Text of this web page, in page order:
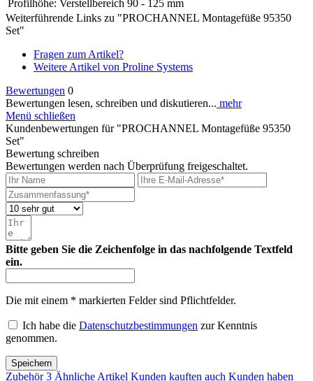
Profilhöhe: Verstellbereich 90 - 125 mm
Weiterführende Links zu "PROCHANNEL Montagefüße 95350
Set"
Fragen zum Artikel?
Weitere Artikel von Proline Systems
Bewertungen 0
Bewertungen lesen, schreiben und diskutieren... mehr
Menü schließen
Kundenbewertungen für "PROCHANNEL Montagefüße 95350
Set"
Bewertung schreiben
Bewertungen werden nach Überprüfung freigeschaltet.
Bitte geben Sie die Zeichenfolge in das nachfolgende Textfeld
ein.
Die mit einem * markierten Felder sind Pflichtfelder.
Ich habe die Datenschutzbestimmungen zur Kenntnis
genommen.
Speichern
Zubehör3 Ähnliche Artikel Kunden kauften auch Kunden haben